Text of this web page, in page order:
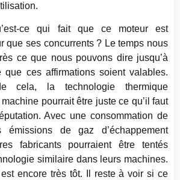
ce qui fait que ce moteur est
que ses concurrents ? Le temps nous
ce que nous pouvons dire jusqu’à
que ces affirmations soient valables.
cela, la technologie thermique
pourrait être juste ce qu’il faut
Avec une consommation de
émissions de gaz d’échappement
fabricants pourraient être tentés
similaire dans leurs machines.
encore très tôt. Il reste à voir si ce